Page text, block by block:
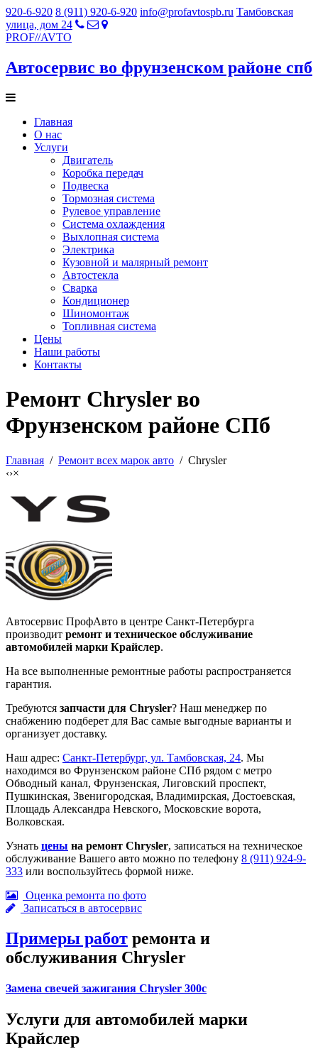
920-6-920 8 (911) 920-6-920 info@profavtospb.ru Тамбовская
улица, дом 24
PROF//AVTO
Автосервис во фрунзенском районе спб
Главная
О нас
Услуги
Двигатель
Коробка передач
Подвеска
Тормозная система
Рулевое управление
Система охлаждения
Выхлопная система
Электрика
Кузовной и малярный ремонт
Автостекла
Сварка
Кондиционер
Шиномонтаж
Топливная система
Цены
Наши работы
Контакты
Ремонт Chrysler во
Фрунзенском районе СПб
Главная / Ремонт всех марок авто / Chrysler
‹›×
Автосервис ПрофАвто в центре Санкт-Петербурга
производит ремонт и техническое обслуживание
автомобилей марки Крайслер.
На все выполненные ремонтные работы распространяется
гарантия.
Требуются запчасти для Chrysler? Наш менеджер по
снабжению подберет для Вас самые выгодные варианты и
организует доставку.
Наш адрес: Санкт-Петербург, ул. Тамбовская, 24. Мы
находимся во Фрунзенском районе СПб рядом с метро
Обводный канал, Фрунзенская, Лиговский проспект,
Пушкинская, Звенигородская, Владимирская, Достоевская,
Площадь Александра Невского, Московские ворота,
Волковская.
Узнать цены на ремонт Chrysler, записаться на техническое
обслуживание Вашего авто можно по телефону 8 (911) 924-9-
333 или воспользуйтесь формой ниже.
Оценка ремонта по фото
Записаться в автосервис
Примеры работ ремонта и
обслуживания Chrysler
Замена свечей зажигания Chrysler 300c
Услуги для автомобилей марки
Крайслер